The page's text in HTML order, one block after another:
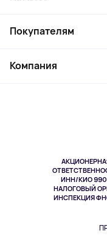
ИНН/КИО
НАЛОГОВЫЙ
ИНСПЕКЦИЯ
Ноутбуки, мониторы, VR
Косметика и уход
Здоровье питомцев
Одежда и аксессуары
Покупателям
Как заказать
Компания